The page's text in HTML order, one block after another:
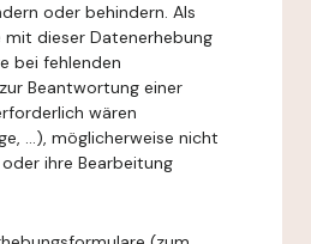
oder behindern. Als
mit dieser Datenerhebung
bei fehlenden
Beantwortung einer
wären
...), möglicherweise nicht
ihre Bearbeitung